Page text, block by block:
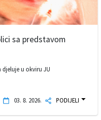
sa predstavom
u okviru JU
03. 8. 2026. PODIJELI